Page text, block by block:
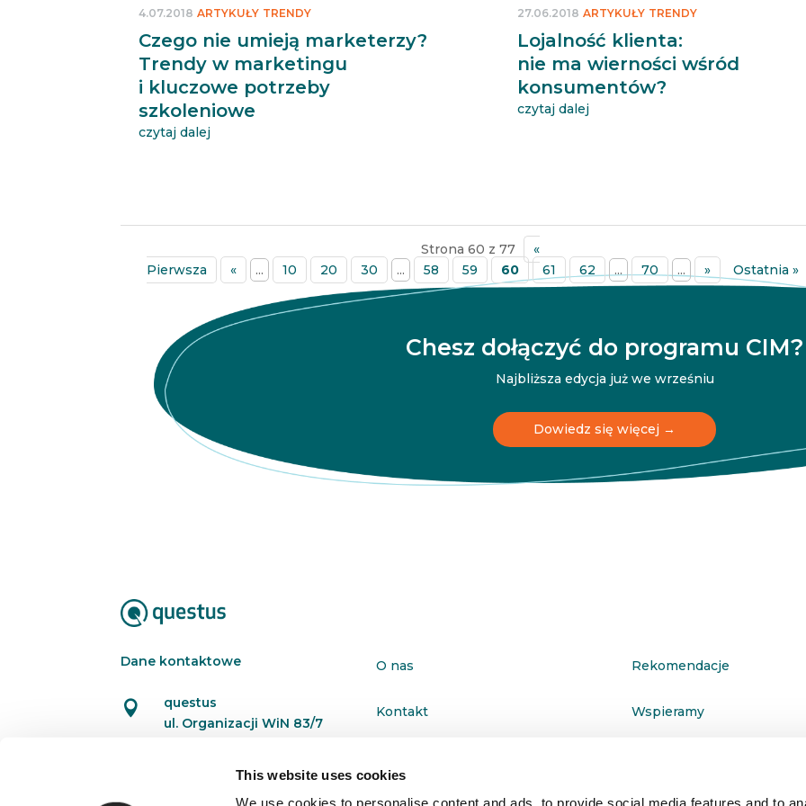
This website uses cookies
We use cookies to personalise content and ads, to provide social media features and to
Czego nie umieją marketerzy?
Trendy w marketingu
i kluczowe potrzeby
szkoleniowe
4.07.2018 ARTYKUŁY TRENDY
czytaj dalej
Lojalność klienta:
nie ma wierności wśród
konsumentów?
27.06.2018 ARTYKUŁY TRENDY
czytaj dalej
Strona 60 z 77
«
Pierwsza
« ... 10 20 30 ... 58 59 60 61 62 ... 70 ... » Ostatnia »
Chesz dołączyć do programu CIM?
Najbliższa edycja już we wrześniu
Dowiedz się więcej →
Dane kontaktowe

questus
ul. Organizacji WiN 83/7
601 098 038
O nas
Kontakt
Rekomendacje
Wspieramy